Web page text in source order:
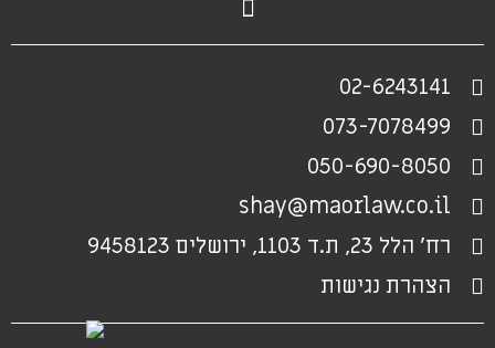
02-6243141
073-7078499
050-690-8050
shay@maorlaw.co.il
רח' הלל 23, ת.ד 1103, ירושלים 9458123
הצהרת נגישות